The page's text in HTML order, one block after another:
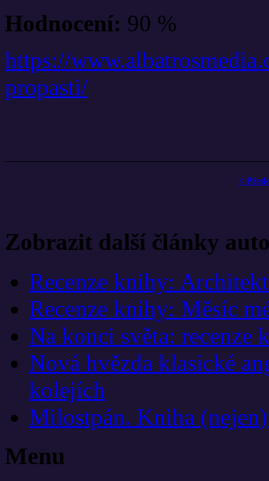
Hodnocení: 90 %
https://
propasti/
<
Zobrazit další články
Recenze knihy:
Recenze knihy: Měsíc
Na konci světa: recenze
Nová hvězda klasické
kolejích
Milostpán. Kniha
Menu